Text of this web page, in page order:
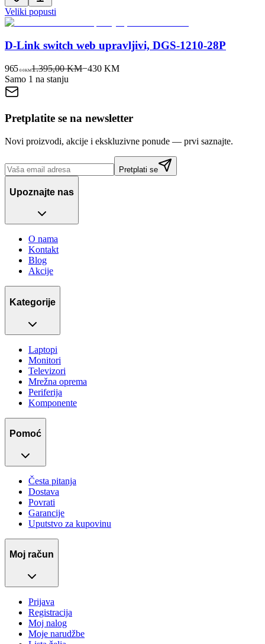
Veliki popusti
D-Link switch web upravljivi, DGS-1210-28P
965 00KM1.395,00 KM−430 KM
Samo 1 na stanju
Pretplatite se na newsletter
Novi proizvodi, akcije i ekskluzivne ponude — prvi saznajte.
Pretplati se
Upoznajte nas
O nama
Kontakt
Blog
Akcije
Kategorije
Laptopi
Monitori
Televizori
Mrežna oprema
Periferija
Komponente
Pomoć
Česta pitanja
Dostava
Povrati
Garancije
Uputstvo za kupovinu
Moj račun
Prijava
Registracija
Moj nalog
Moje narudžbe